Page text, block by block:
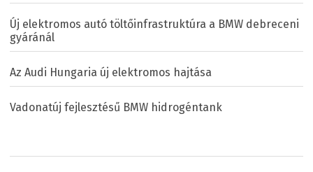
Új elektromos autó töltőinfrastruktúra a BMW debreceni
gyáránál
Az Audi Hungaria új elektromos hajtása
Vadonatúj fejlesztésű BMW hidrogéntank